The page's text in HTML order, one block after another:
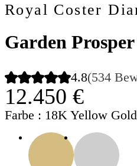
Royal Coster
Garden
4.8(534
12.450 €
Farbe : 18K Yellow Gold